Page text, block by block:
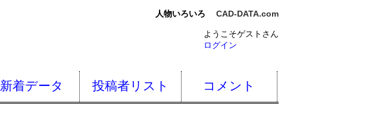
人物いろいろ CAD-DATA.com
ようこそゲストさん
ログイン
新着データ 投稿者リスト コメント